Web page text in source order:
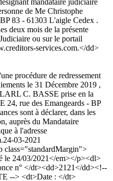
de Me Christophe
83 - 61303 L'aigle Cedex .
deux mois de la présente
ou sur le portail
services.com.</dd>
procédure de redressement
le 31 Décembre 2019 ,
C. BASSE prise en la
24, rue des Emangeards - BP
sont à déclarer, dans les
auprès du Mandataire
à l'adresse
24-03-2021
class="standardMargin">
le 24/03/2021</em></p><dl>
n° </dt><dd>2121</dd><!--
--> <dt>Date : </dt>